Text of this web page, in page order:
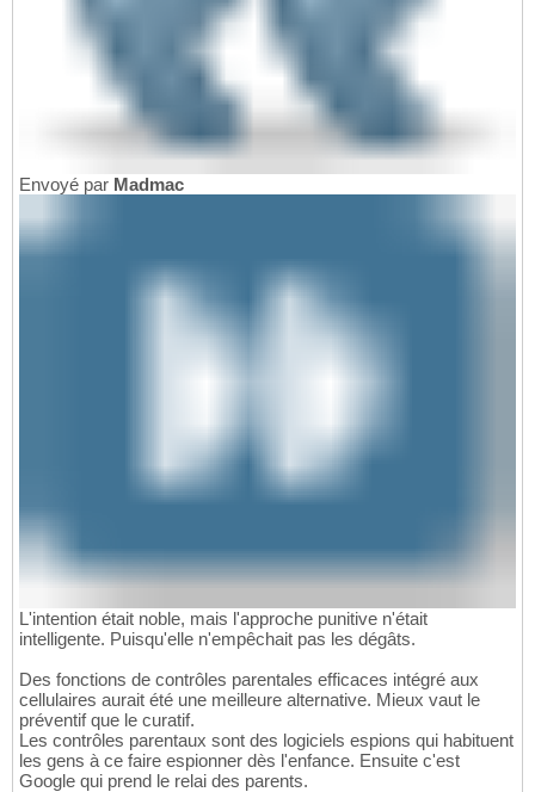
Envoyé par Madmac
L'intention était noble, mais l'approche punitive n'était
intelligente. Puisqu'elle n'empêchait pas les dégâts.
Des fonctions de contrôles parentales efficaces intégré aux
cellulaires aurait été une meilleure alternative. Mieux vaut le
préventif que le curatif.
Les contrôles parentaux sont des logiciels espions qui habituent
les gens à ce faire espionner dès l'enfance. Ensuite c'est
Google qui prend le relai des parents.